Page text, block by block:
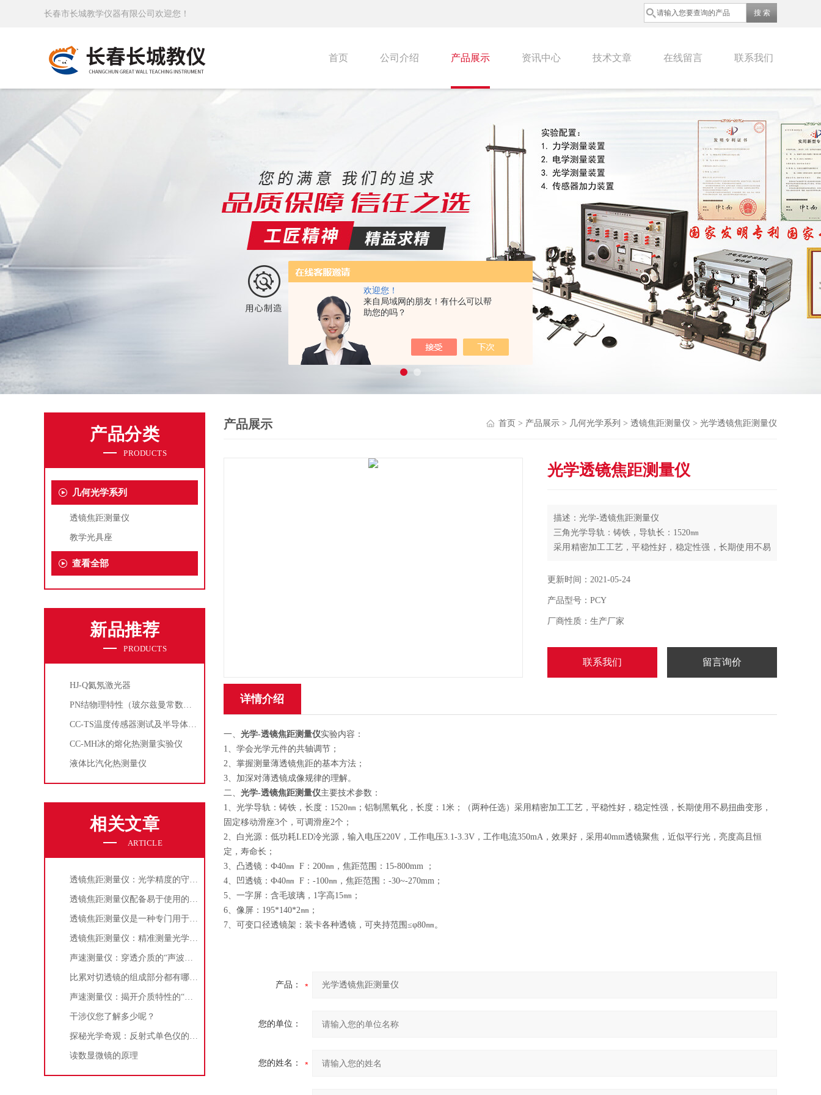
欢迎您！
来自局域网的朋友！有什么可以帮
助您的吗？
长春市长城教学仪器有限公司欢迎您！
首页 公司介绍 产品展示 资讯中心 技术文章 在线留言 联系我们
产品分类
PRODUCTS
几何光学系列
透镜焦距测量仪
教学光具座
查看全部
新品推荐
PRODUCTS
HJ-Q氦氖激光器
PN结物理特性（玻尔兹曼常数测定仪）
CC-TS温度传感器测试及半导体致冷控温实验仪
CC-MH冰的熔化热测量实验仪
液体比汽化热测量仪
相关文章
ARTICLE
透镜焦距测量仪：光学精度的守护者
透镜焦距测量仪配备易于使用的界面和自动化的测量流程
透镜焦距测量仪是一种专门用于测量透镜焦距的仪器
透镜焦距测量仪：精准测量光学元件的利器
声速测量仪：穿透介质的“声波探针”与科学之眼
比累对切透镜的组成部分都有哪些？
声速测量仪：揭开介质特性的“声音密码破译者”
干涉仪您了解多少呢？
探秘光学奇观：反射式单色仪的原理与应用
读数显微镜的原理
产品展示 首页 > 产品展示 > 几何光学系列 > 透镜焦距测量仪 > 光学透镜焦距测量仪
光学透镜焦距测量仪
描述：光学-透镜焦距测量仪
三角光学导轨：铸铁，导轨长：1520㎜
采用精密加工工艺，平稳性好，稳定性强，长期使用不易
更新时间：2021-05-24
产品型号：PCY
厂商性质：生产厂家
联系我们 留言询价
详情介绍
一、 光学-透镜焦距测量仪实验内容：
1、学会光学元件的共轴调节；
2、掌握测量薄透镜焦距的基本方法；
3、加深对薄透镜成像规律的理解。
二、 光学-透镜焦距测量仪主要技术参数：
1、光学导轨：铸铁，长度：1520㎜；铝制黑氧化，长度：1米；（两种任选）采用精密加工工艺，平稳性好，稳定性强，长期使用不易扭曲变形，
固定移动滑座3个，可调滑座2个；
2、白光源：低功耗LED冷光源，输入电压220V，工作电压3.1-3.3V，工作电流350mA，效果好，采用40mm透镜聚焦，近似平行光，亮度高且恒
定，寿命长；
3、凸透镜：Ф40㎜ F：200㎜，焦距范围：15-800mm ；
4、凹透镜：Ф40㎜ F：-100㎜，焦距范围：-30~-270mm；
5、一字屏：含毛玻璃，1字高15㎜；
6、像屏：195*140*2㎜；
7、可变口径透镜架：装卡各种透镜，可夹持范围≤φ80㎜。
产品：
您的单位：
您的姓名：